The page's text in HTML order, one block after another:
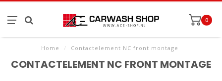
0
Home / Contactelement NC front montage
CONTACTELEMENT NC FRONT MONTAGE